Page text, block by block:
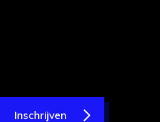
Inschrijven